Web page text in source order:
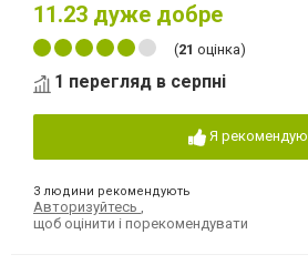
11.23 дуже добре
(21 оцінка)
1 перегляд в серпні
Я рекомендую
3 людини рекомендують
Авторизуйтесь
щоб оцінити і порекомендувати